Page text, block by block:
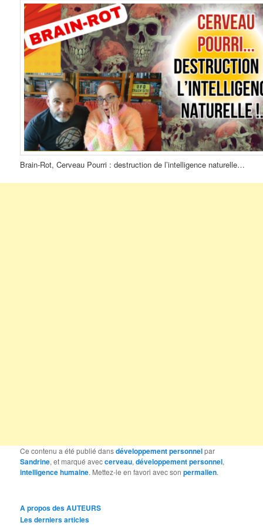
Brain-Rot, Cerveau Pourri : destruction de l’intelligence naturelle…
Ce contenu a été publié dansdéveloppement personnelpar
Sandrine, et marqué aveccerveau,développement personnel,
intelligence humaine. Mettez-le en favori avec sonpermalien.
A propos des AUTEURS
Les derniers articles